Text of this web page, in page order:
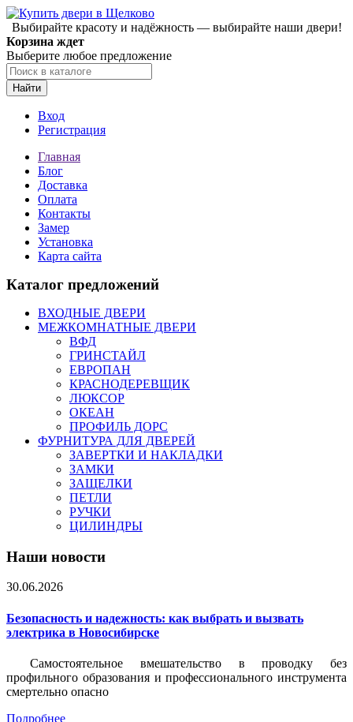
Выбирайте красоту и надёжность — выбирайте наши двери!
Корзина ждет
Выберите любое предложение
Найти
Вход
Регистрация
Главная
Блог
Доставка
Оплата
Контакты
Замер
Установка
Карта сайта
Каталог предложений
ВХОДНЫЕ ДВЕРИ
МЕЖКОМНАТНЫЕ ДВЕРИ
ВФД
ГРИНСТАЙЛ
ЕВРОПАН
КРАСНОДЕРЕВЩИК
ЛЮКСОР
ОКЕАН
ПРОФИЛЬ ДОРС
ФУРНИТУРА ДЛЯ ДВЕРЕЙ
ЗАВЕРТКИ И НАКЛАДКИ
ЗАМКИ
ЗАЩЕЛКИ
ПЕТЛИ
РУЧКИ
ЦИЛИНДРЫ
Наши новости
30.06.2026
Безопасность и надежность: как выбрать и вызвать
электрика в Новосибирске
Самостоятельное вмешательство в проводку без
профильного образования и профессионального инструмента
смертельно опасно
Подробнее